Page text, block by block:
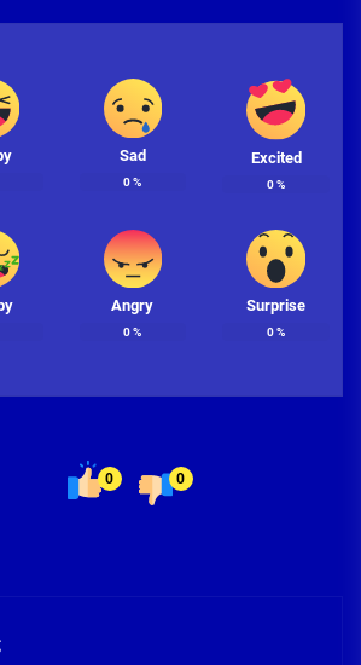
Sad
0%
Excited
0%
Angry
0%
Surprise
0%
0 0